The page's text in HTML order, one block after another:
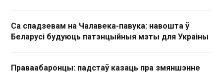
Са спадзевам на Чалавека-павука: навошта ў
Беларусі будуюць патэнцыйныя мэты для Украіны
Праваабаронцы: падстаў казаць пра змяншэнне